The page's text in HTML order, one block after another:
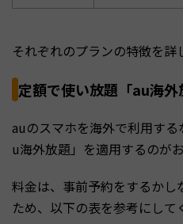
それぞれのプランの特徴を詳
定額で使い放題「au海外
auのスマホを海外で利用す
u海外放題」を適用するのがお
料金は、事前予約をするかし
ため、以下の表を参考にして